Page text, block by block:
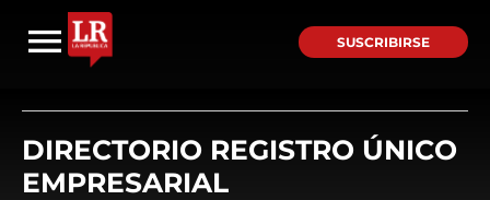
SUSCRIBIRSE
DIRECTORIO REGISTRO ÚNICO
EMPRESARIAL